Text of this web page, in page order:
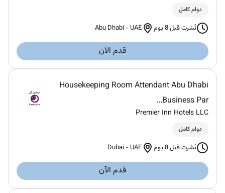
دوام كامل
نُشرت قبل 8 يوم Abu Dhabi -UAE
قدم الآن
Housekeeping Room Attendant Abu Dhabi
Business Par...
Premier Inn Hotels LLC
دوام كامل
نُشرت قبل 8 يوم Dubai -UAE
قدم الآن